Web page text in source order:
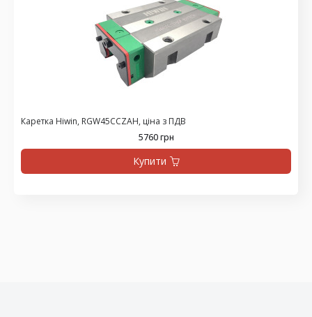
Каретка Hiwin, RGW45CCZAH, ціна з ПДВ
5760 грн
Купити